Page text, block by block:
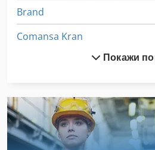
Brand
Comansa Kran
Брз Градежен Кран
Вакуум Кран
Покажи